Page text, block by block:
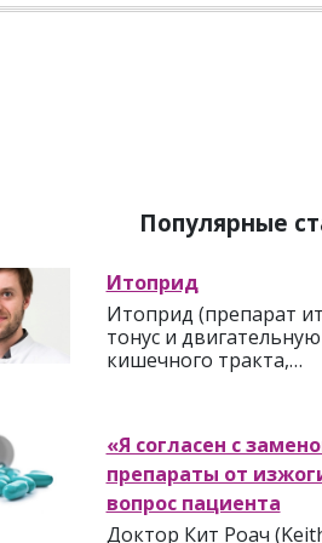
Популярные
Итоприд
Итоприд (препарат
тонус и
кишечного тракта,…
«Я согласен с
препараты от
вопрос пациента
Доктор Кит Роач